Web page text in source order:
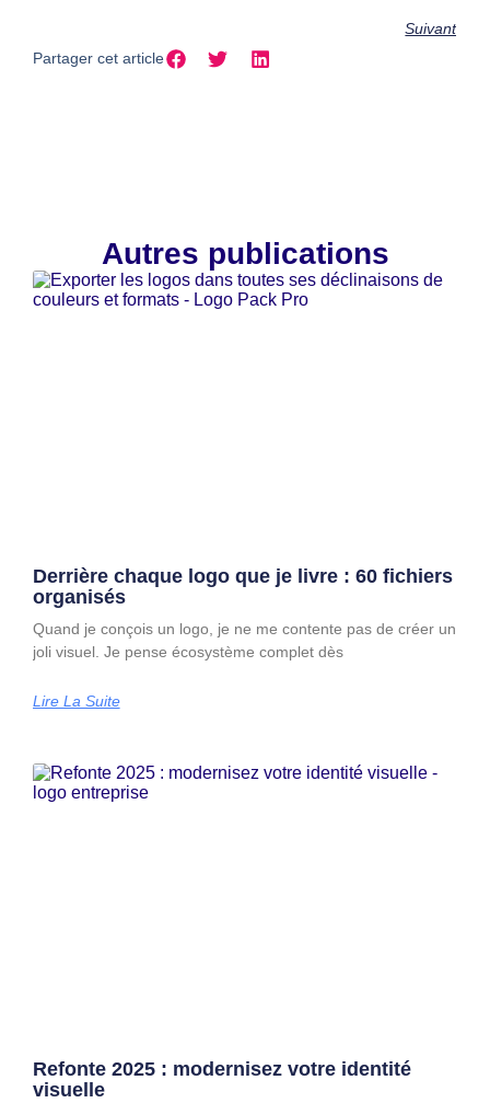
Suivant
Partager cet article
Autres publications
Derrière chaque logo que je livre : 60 fichiers
organisés
Quand je conçois un logo, je ne me contente pas de créer un
joli visuel. Je pense écosystème complet dès
Lire La Suite
Refonte 2025 : modernisez votre identité
visuelle